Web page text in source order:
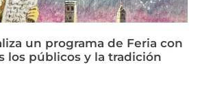
un programa de Feria con
los públicos y la tradición